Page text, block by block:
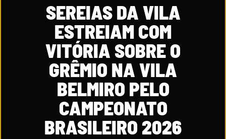
SEREIAS DA VILA
ESTREIAM COM
VITÓRIA SOBRE O
GRÊMIO NA VILA
BELMIRO PELO
CAMPEONATO
BRASILEIRO 2026